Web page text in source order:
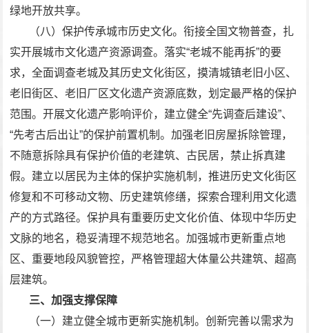
绿地开放共享。
（八）保护传承城市历史文化。衔接全国文物普查，扎
实开展城市文化遗产资源调查。落实“老城不能再拆”的要
求，全面调查老城及其历史文化街区，摸清城镇老旧小区、
老旧街区、老旧厂区文化遗产资源底数，划定最严格的保护
范围。开展文化遗产影响评价，建立健全“先调查后建设”、
“先考古后出让”的保护前置机制。加强老旧房屋拆除管理，
不随意拆除具有保护价值的老建筑、古民居，禁止拆真建
假。建立以居民为主体的保护实施机制，推进历史文化街区
修复和不可移动文物、历史建筑修缮，探索合理利用文化遗
产的方式路径。保护具有重要历史文化价值、体现中华历史
文脉的地名，稳妥清理不规范地名。加强城市更新重点地
区、重要地段风貌管控，严格管理超大体量公共建筑、超高
层建筑。
三、加强支撑保障
（一）建立健全城市更新实施机制。创新完善以需求为